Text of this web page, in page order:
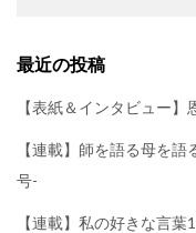
最近の投稿
【表紙＆インタビュー
【連載】師を語る母を
号-
【連載】私の好きな言